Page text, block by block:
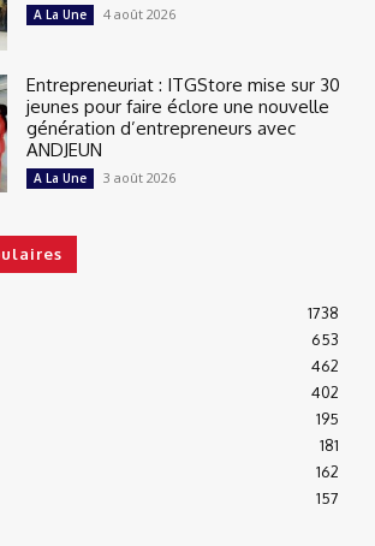
A La Une 4 août 2026
Entrepreneuriat : ITGStore mise sur 30
jeunes pour faire éclore une nouvelle
génération d’entrepreneurs avec
ANDJEUN
A La Une 3 août 2026
1738
653
462
402
195
181
162
157